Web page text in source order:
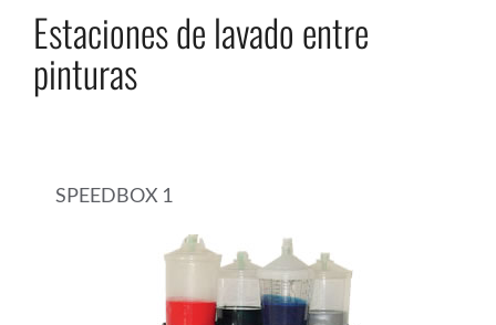
Estaciones de lavado entre
pinturas
SPEEDBOX 1